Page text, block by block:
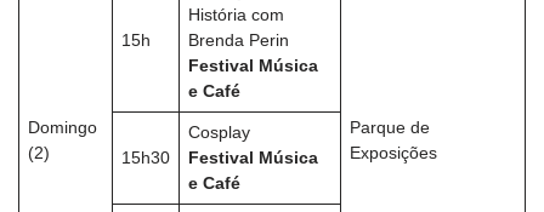
Domingo
(2)
15h
História com
Brenda Perin
Festival Música
e Café
Parque de
Exposições
15h30
Cosplay
Festival Música
e Café